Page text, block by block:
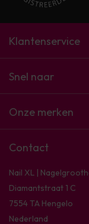
Klantenservice
Snel naar
Onze merken
Contact
Nail XL |
Diamantstraat 1 C
7554 TA Hengelo
Nederland